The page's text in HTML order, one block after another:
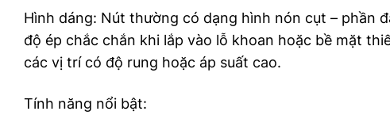
Hình dáng: Nút thường có dạng hình nón cụt – phần
độ ép chắc chắn khi lắp vào lỗ khoan hoặc bề mặt
các vị trí có độ rung hoặc áp suất cao.
Tính năng nổi bật: